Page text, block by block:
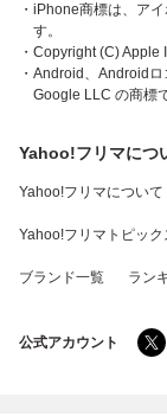
・iPhone商標は、ア
す。
・Copyright (C)
・Android、Android
Google LLC の商標
Yahoo!フリマにつ
Yahoo!フリマについて
Yahoo!フリマトピック
ブランド一覧 ラン
公式アカウント